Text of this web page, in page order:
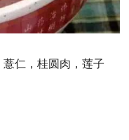
仁，桂圆肉，莲子